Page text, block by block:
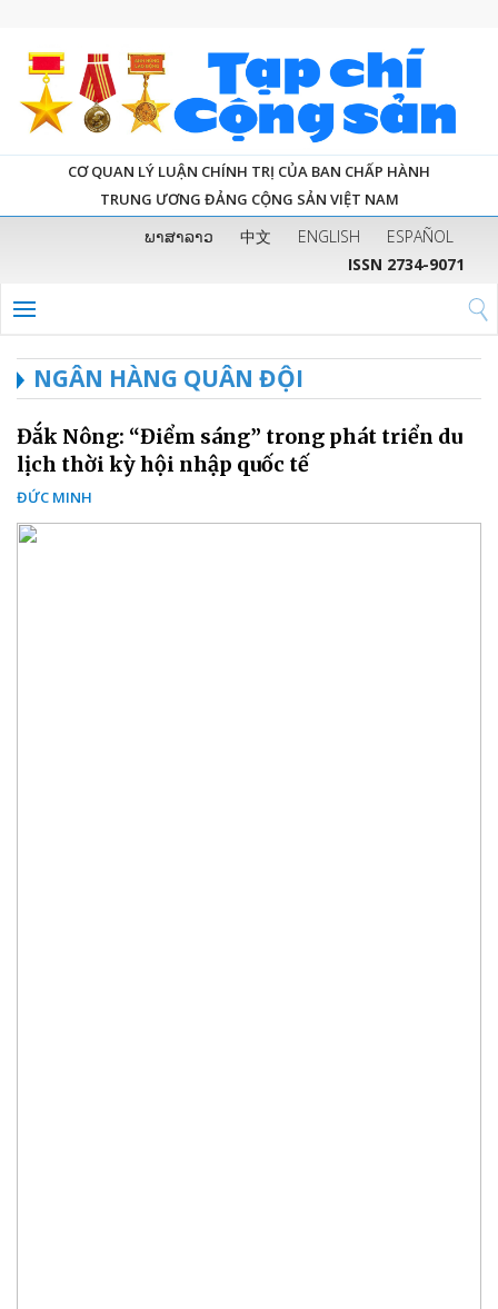
CƠ QUAN LÝ LUẬN CHÍNH TRỊ CỦA BAN CHẤP HÀNH
TRUNG ƯƠNG ĐẢNG CỘNG SẢN VIỆT NAM
ພາສາລາວ 中文 ENGLISH
ESPAÑOL
ISSN 2734-9071
NGÂN HÀNG QUÂN ĐỘI
Đắk Nông: “Điểm sáng” trong phát triển du
lịch thời kỳ hội nhập quốc tế
ĐỨC MINH